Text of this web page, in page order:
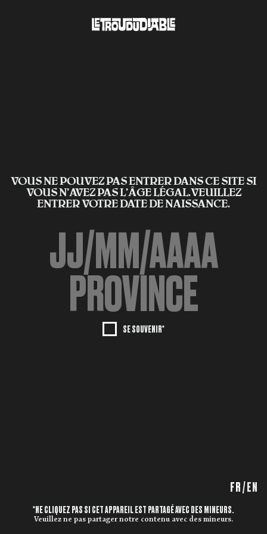
VOUS NE POUVEZ PAS ENTRER DANS CE SITE SI
VOUS N’AVEZ PAS L'ÂGE LÉGAL.VEUILLEZ
ENTRER VOTRE DATE DE NAISSANCE.
SE SOUVENIR*
FR/ EN
*NE CLIQUEZ PAS SI CET APPAREIL EST PARTAGÉ AVEC DES MINEURS.
Veuillez ne pas partager notre contenu avec des mineurs.